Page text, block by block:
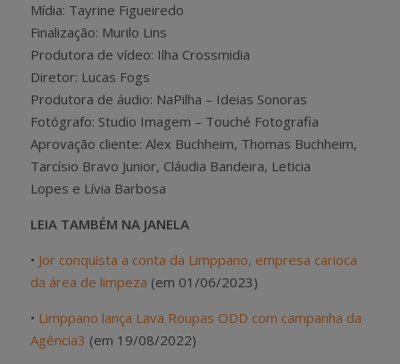
Mídia: Tayrine Figueiredo
Finalização: Murilo Lins
Produtora de vídeo: Ilha Crossmidia
Diretor: Lucas Fogs
Produtora de áudio: NaPilha – Ideias Sonoras
Fotógrafo: Studio Imagem – Touché Fotografia
Aprovação cliente: Alex Buchheim, Thomas Buchheim,
Tarcísio Bravo Junior, Cláudia Bandeira, Leticia
Lopes e Lívia Barbosa
LEIA TAMBÉM NA JANELA
• Jor conquista a conta da Limppano, empresa carioca
da área de limpeza (em 01/06/2023)
• Limppano lança Lava Roupas ODD com campanha da
Agência3 (em 19/08/2022)